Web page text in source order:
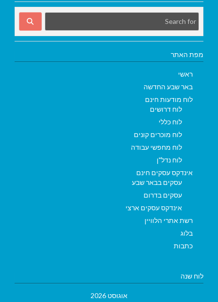
מפת האתר
ראשי
באר שבע החדשה
לוח מודעות חינם
לוח דרושים
לוח כללי
לוח מוכרים קונים
לוח מחפשי עבודה
לוח נדל"ן
אינדקס עסקים חינם
עסקים בבאר שבע
עסקים בדרום
אינדקס עסקים ארצי
רשת אתרי הלוויין
בלוג
כתבות
לוח שנה
אוגוסט 2026